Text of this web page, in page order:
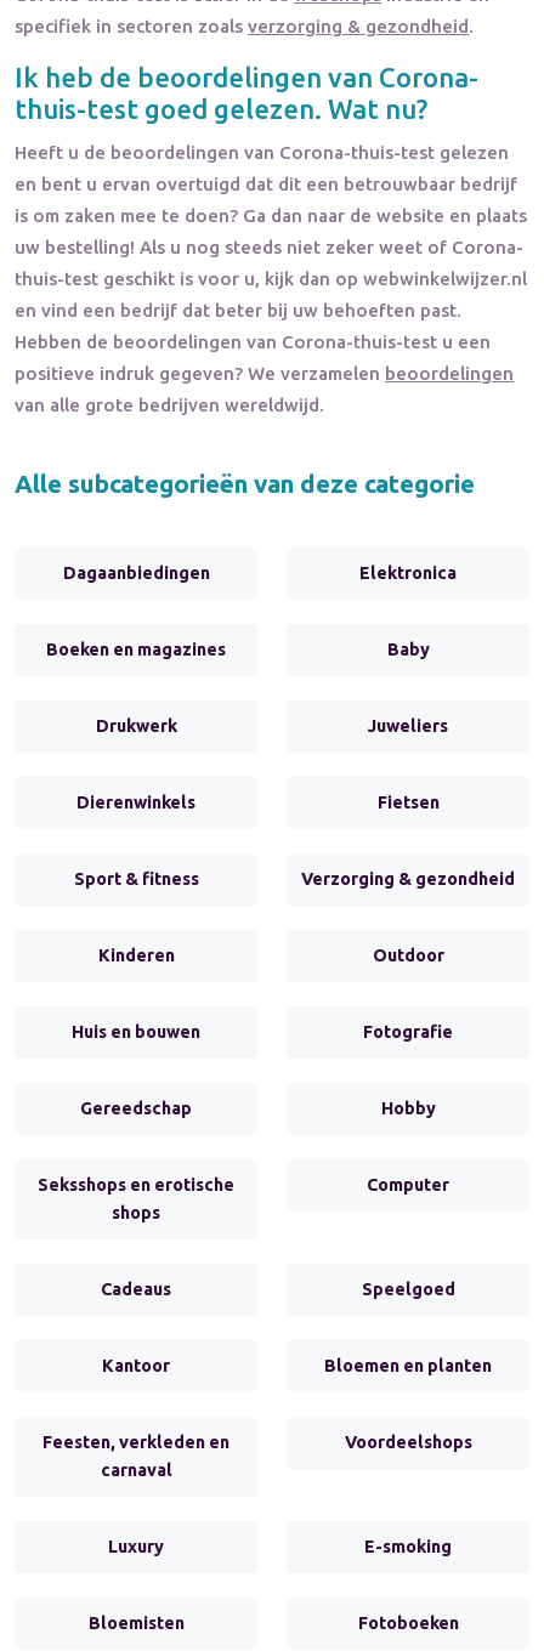
specifiek in sectoren zoals verzorging & gezondheid.
Ik heb de beoordelingen van Corona-
thuis-test goed gelezen. Wat nu?
Heeft u de beoordelingen van Corona-thuis-test gelezen
en bent u ervan overtuigd dat dit een betrouwbaar bedrijf
is om zaken mee te doen? Ga dan naar de website en plaats
uw bestelling! Als u nog steeds niet zeker weet of Corona-
thuis-test geschikt is voor u, kijk dan op webwinkelwijzer.nl
en vind een bedrijf dat beter bij uw behoeften past.
Hebben de beoordelingen van Corona-thuis-test u een
positieve indruk gegeven? We verzamelen beoordelingen
van alle grote bedrijven wereldwijd.
Alle subcategorieën van deze categorie
Dagaanbiedingen Elektronica
Boeken en magazines Baby
Drukwerk Juweliers
Dierenwinkels Fietsen
Sport & fitness Verzorging & gezondheid
Kinderen Outdoor
Huis en bouwen Fotografie
Gereedschap Hobby
Seksshops en erotische
shops
Computer
Cadeaus Speelgoed
Kantoor Bloemen en planten
Feesten, verkleden en
carnaval
Voordeelshops
Luxury E-smoking
Bloemisten Fotoboeken